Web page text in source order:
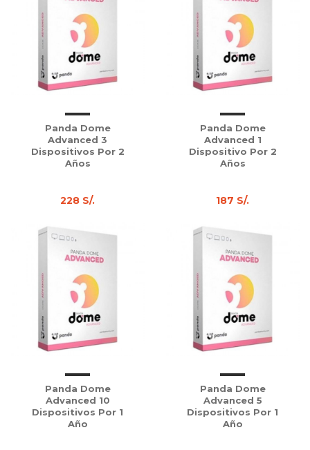
Panda Dome
Advanced 3
Dispositivos Por 2
Años
228 S/.
Panda Dome
Advanced 1
Dispositivo Por 2
Años
187 S/.
Panda Dome
Advanced 10
Dispositivos Por 1
Año
Panda Dome
Advanced 5
Dispositivos Por 1
Año